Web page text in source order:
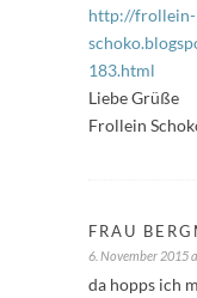
http://frollein-
183.html
Liebe Grüße
Frollein
FRAU
6. November 2015
da hopps ich